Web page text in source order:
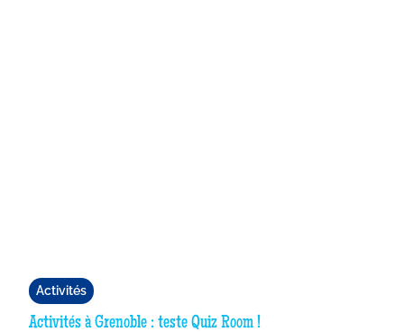
Activités
Activités à Grenoble : teste Quiz Room !